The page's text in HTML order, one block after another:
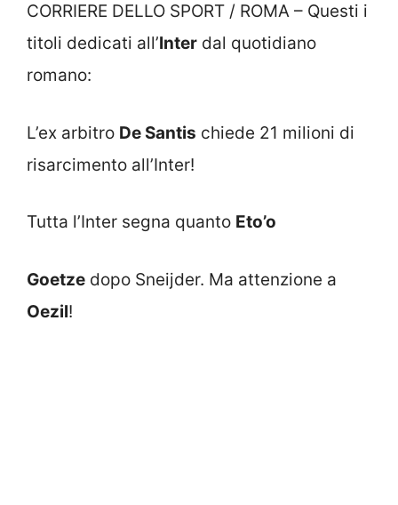
CORRIERE DELLO SPORT / ROMA – Questi i
titoli dedicati all’Inter dal quotidiano
romano:
L’ex arbitro De Santis chiede 21 milioni di
risarcimento all’Inter!
Tutta l’Inter segna quanto Eto’o
Goetze dopo Sneijder. Ma attenzione a
Oezil!